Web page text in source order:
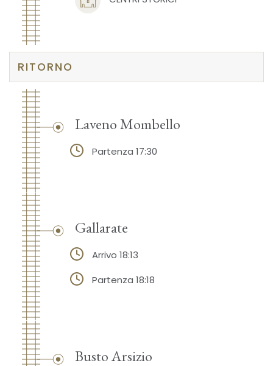
RITORNO
Laveno Mombello
Partenza 17:30
Gallarate
Arrivo 18:13
Partenza 18:18
Busto Arsizio